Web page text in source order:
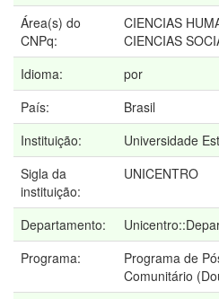
Área(s) do
CNPq:
CIENCIAS
CIENCIAS
Idioma:
por
País:
Brasil
Instituição:
Universidade
Sigla da
instituição:
UNICENTRO
Departamento:
Programa:
Programa de
Comunitário